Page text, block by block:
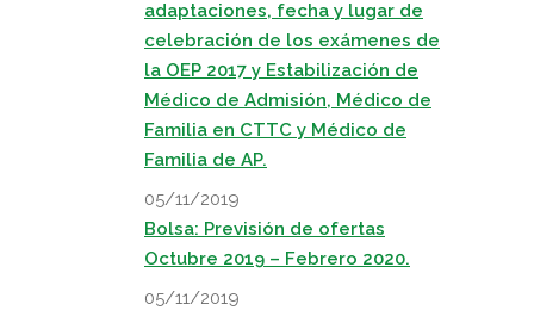
adaptaciones, fecha y lugar de
celebración de los exámenes de
la OEP 2017 y Estabilización de
Médico de Admisión, Médico de
Familia en CTTC y Médico de
Familia de AP.
05/11/2019
Bolsa: Previsión de ofertas
Octubre 2019 – Febrero 2020.
05/11/2019